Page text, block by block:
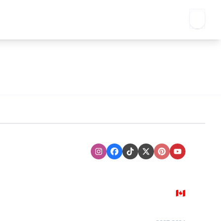
InstagramFacebook
TikTokXTwitter
PinterestYoutube
🇨🇦